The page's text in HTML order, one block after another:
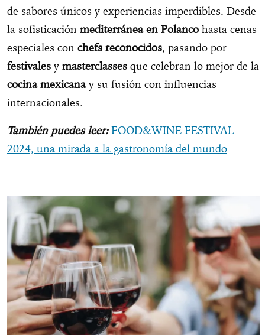
de sabores únicos y experiencias imperdibles. Desde
la sofisticación mediterránea en Polanco hasta cenas
especiales con chefs reconocidos, pasando por
festivales y masterclasses que celebran lo mejor de la
cocina mexicanay su fusión con influencias
internacionales.
También puedes leer: FOOD&WINE FESTIVAL
2024, una mirada a la gastronomía del mundo